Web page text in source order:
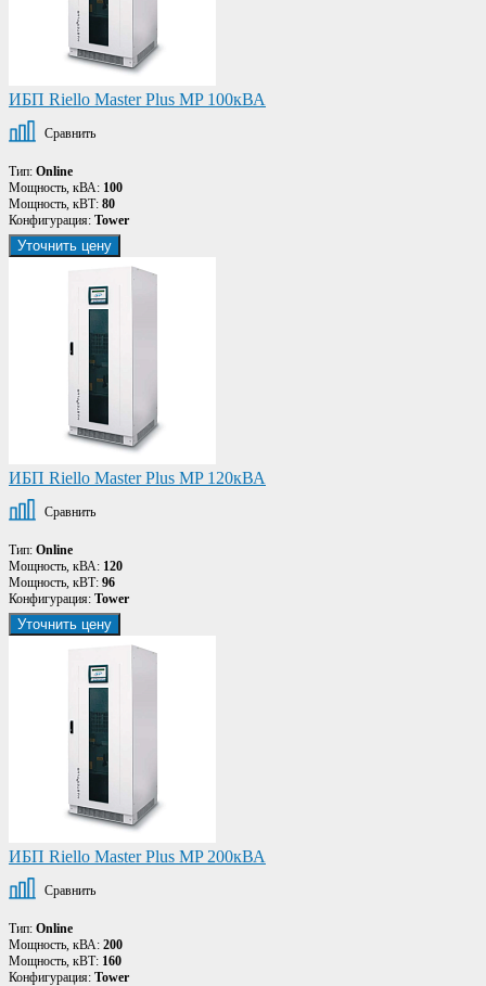
ИБП Riello Master Plus MP 100кВА
Сравнить
Тип: Online
Мощность, кВА: 100
Мощность, кВТ: 80
Конфигурация: Tower
Уточнить цену
ИБП Riello Master Plus MP 120кВА
Сравнить
Тип: Online
Мощность, кВА: 120
Мощность, кВТ: 96
Конфигурация: Tower
Уточнить цену
ИБП Riello Master Plus MP 200кВА
Сравнить
Тип: Online
Мощность, кВА: 200
Мощность, кВТ: 160
Конфигурация: Tower